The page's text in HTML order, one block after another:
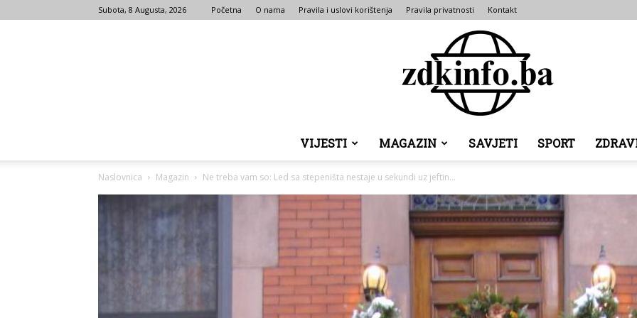
Subota, 8 Augusta, 2026 Početna O nama Pravila i uslovi korištenja Pravila privatnosti Kontakt
VIJESTI MAGAZIN SAVJETI SPORT
Naslovnica Magazin Ne treba vam so: Led sa stepeništa nestaje u sekundi uz jeftin...